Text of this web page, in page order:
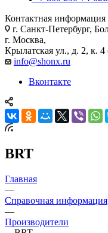
Контактная информация
г. Санкт-Петербург,
г. Москва,
Крылатская ул., д. 2, к. 4
info@shonx.ru
Вконтакте
BRT
Главная
—
Справочная информация
—
Производители